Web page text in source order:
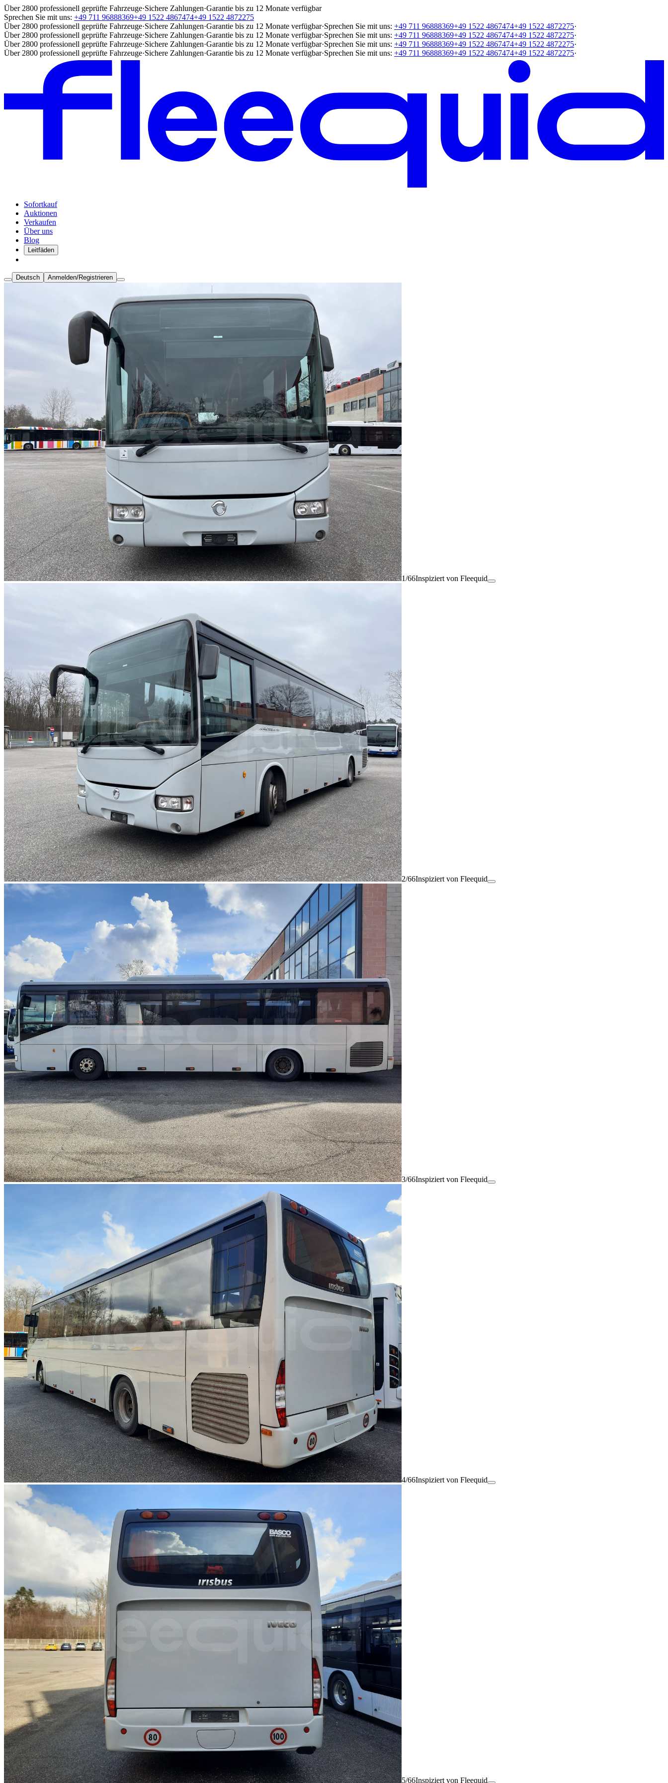
Über 2800 professionell geprüfte Fahrzeuge·Sichere Zahlungen·Garantie bis zu 12 Monate verfügbar
Sprechen Sie mit uns: +49 711 96888369+49 1522 4867474+49 1522 4872275
Über 2800 professionell geprüfte Fahrzeuge·Sichere Zahlungen·Garantie bis zu 12 Monate verfügbar·Sprechen Sie mit uns: +49 711 96888369+49 1522 4867474+49 1522 4872275·
Über 2800 professionell geprüfte Fahrzeuge·Sichere Zahlungen·Garantie bis zu 12 Monate verfügbar·Sprechen Sie mit uns: +49 711 96888369+49 1522 4867474+49 1522 4872275·
Über 2800 professionell geprüfte Fahrzeuge·Sichere Zahlungen·Garantie bis zu 12 Monate verfügbar·Sprechen Sie mit uns: +49 711 96888369+49 1522 4867474+49 1522 4872275·
Über 2800 professionell geprüfte Fahrzeuge·Sichere Zahlungen·Garantie bis zu 12 Monate verfügbar·Sprechen Sie mit uns: +49 711 96888369+49 1522 4867474+49 1522 4872275·
Sofortkauf
Auktionen
Verkaufen
Über uns
Blog
Leitfäden
Deutsch Anmelden/Registrieren
1/66Inspiziert von Fleequid
2/66Inspiziert von Fleequid
3/66Inspiziert von Fleequid
4/66Inspiziert von Fleequid
5/66Inspiziert von Fleequid